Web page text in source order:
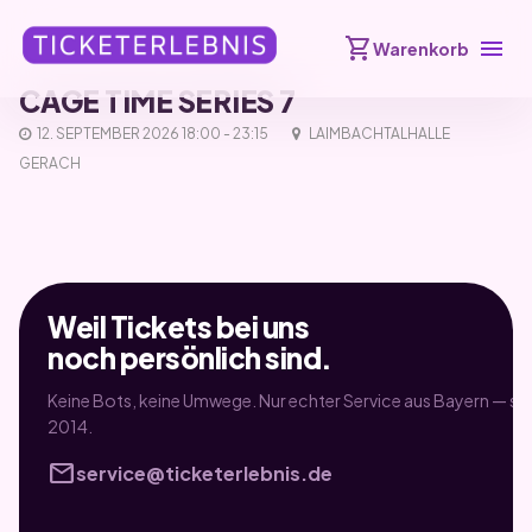
shopping_cartWarenkorb menu
CAGE TIME SERIES 7
12. SEPTEMBER 2026 18:00 - 23:15
LAIMBACHTALHALLE
GERACH
Weil Tickets bei uns
noch persönlich sind.
Keine Bots, keine Umwege. Nur echter Service aus Bayern —
2014.
mailservice@ticketerlebnis.de